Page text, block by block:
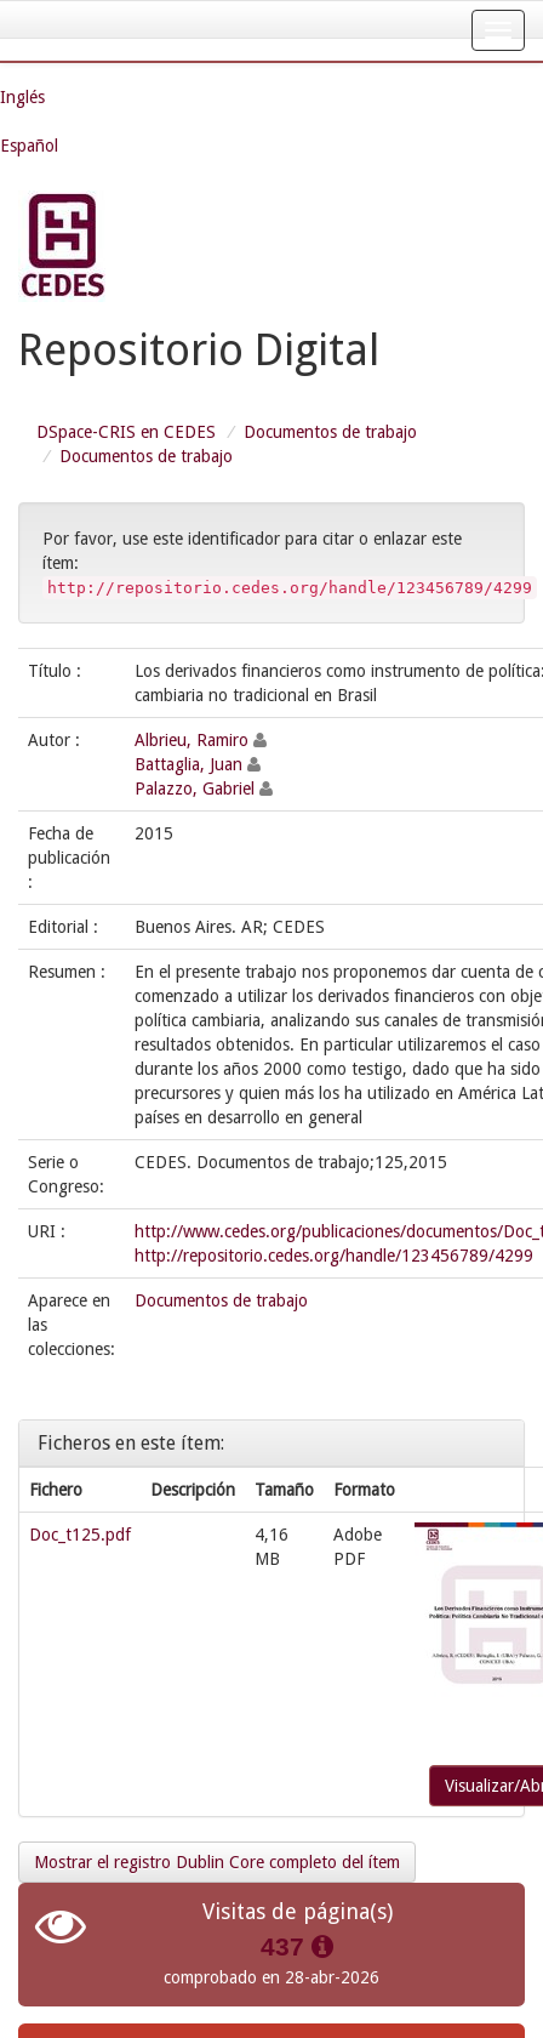
navigation
Inglés
Español
Repositorio Digital
DSpace-CRIS en CEDES
Documentos de trabajo
Documentos de trabajo
Por favor, use este identificador para citar o enlazar este
ítem:
http://repositorio.cedes.org/handle/123456789/4299
Título :
Los derivados financieros como instrumento de
cambiaria no tradicional en Brasil
Autor :
Albrieu, Ramiro
Battaglia, Juan
Palazzo, Gabriel
Fecha de
publicación
:
2015
Editorial : Buenos Aires. AR; CEDES
Resumen :
En el presente trabajo nos proponemos dar cuenta de
comenzado a utilizar los derivados financieros con
política cambiaria, analizando sus canales de
resultados obtenidos. En particular utilizaremos el
durante los años 2000 como testigo, dado que ha
precursores y quien más los ha utilizado en América
países en desarrollo en general
Serie o
Congreso:
CEDES. Documentos de trabajo;125,2015
URI :
http://www.cedes.org/publicaciones/documentos/
http://repositorio.cedes.org/handle/123456789/4299
Aparece en
las
colecciones:
Documentos de trabajo
Ficheros en este ítem:
Fichero Descripción Tamaño Formato
Doc_t125.pdf
4,16
MB
Adobe
PDF
Visualizar/
Mostrar el registro Dublin Core completo del ítem
Visitas de página(s)
437
comprobado en 28-abr-2026